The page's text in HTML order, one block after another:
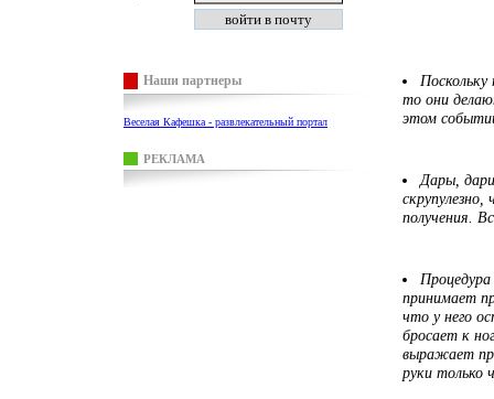
Наши партнеры
Веселая Кафешка - развлекательный портал
РЕКЛАМА
то они
этом
Дары,
получения.
принимает
что у него
бросает к
выражает
руки только